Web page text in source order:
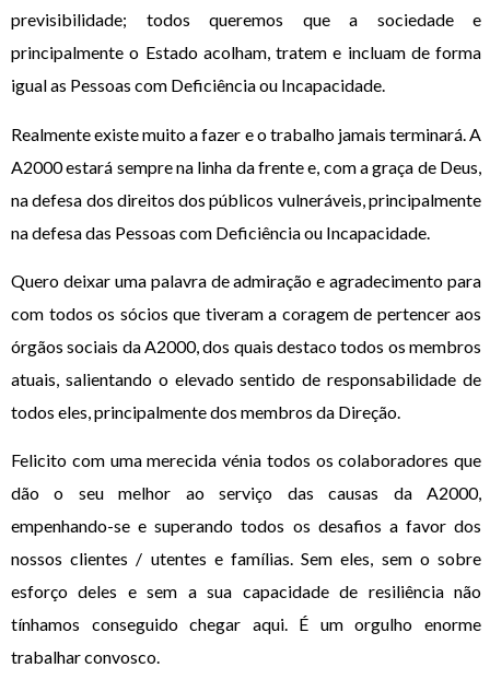
previsibilidade; todos queremos que a sociedade e
principalmente o Estado acolham, tratem e incluam de forma
igual as Pessoas com Deficiência ou Incapacidade.
Realmente existe muito a fazer e o trabalho jamais terminará. A
A2000 estará sempre na linha da frente e, com a graça de Deus,
na defesa dos direitos dos públicos vulneráveis, principalmente
na defesa das Pessoas com Deficiência ou Incapacidade.
Quero deixar uma palavra de admiração e agradecimento para
com todos os sócios que tiveram a coragem de pertencer aos
órgãos sociais da A2000, dos quais destaco todos os membros
atuais, salientando o elevado sentido de responsabilidade de
todos eles, principalmente dos membros da Direção.
Felicito com uma merecida vénia todos os colaboradores que
dão o seu melhor ao serviço das causas da A2000,
empenhando-se e superando todos os desafios a favor dos
nossos clientes / utentes e famílias. Sem eles, sem o sobre
esforço deles e sem a sua capacidade de resiliência não
tínhamos conseguido chegar aqui. É um orgulho enorme
trabalhar convosco.